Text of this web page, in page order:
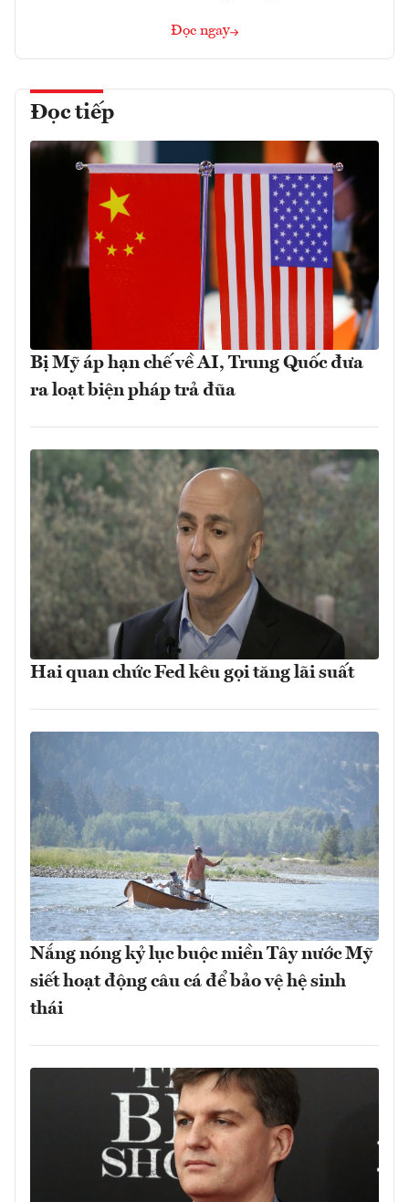
Đọc ngay
Đọc tiếp
Bị Mỹ áp hạn chế về AI, Trung Quốc đưa
ra loạt biện pháp trả đũa
Hai quan chức Fed kêu gọi tăng lãi suất
Nắng nóng kỷ lục buộc miền Tây nước Mỹ
siết hoạt động câu cá để bảo vệ hệ sinh
thái